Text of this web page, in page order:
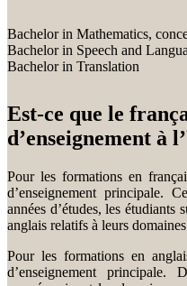
Bachelor in Mathematics,
Bachelor in Speech and
Bachelor in Translation
Est-ce que le
d’enseignement à
Pour les formations en
d’enseignement principale.
années d’études, les étudiants
anglais relatifs à leurs
Pour les formations en
d’enseignement principale.